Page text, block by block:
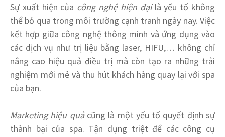
Sự xuất hiện của công nghệ hiện đạilà yếu tố không
thể bỏ qua trong môi trường cạnh tranh ngày nay. Việc
kết hợp giữa công nghệ thông minh và ứng dụng vào
các dịch vụ như trị liệu bằng laser, HIFU,… không chỉ
nâng cao hiệu quả điều trị mà còn tạo ra những trải
nghiệm mới mẻ và thu hút khách hàng quay lại với spa
của bạn.
Marketing hiệu quảcũng là một yếu tố quyết định sự
thành bại của spa. Tận dụng triệt để các công cụ